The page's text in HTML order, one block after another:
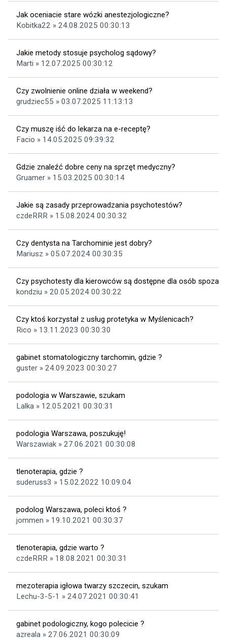
Jak oceniacie stare wózki anestezjologiczne?
Kobitka22 » 24.08.2025 00:30:13
Jakie metody stosuje psycholog sądowy?
Marti » 12.07.2025 00:30:12
Czy zwolnienie online działa w weekend?
grudziec55 » 03.07.2025 11:13:13
Czy muszę iść do lekarza na e-receptę?
Facio » 14.05.2025 09:39:32
Gdzie znaleźć dobre ceny na sprzęt medyczny?
Gruamer » 15.03.2025 00:30:14
Jakie są zasady przeprowadzania psychotestów?
czdeRRR » 15.08.2024 00:30:32
Czy dentysta na Tarchominie jest dobry?
Mariusz » 05.07.2024 00:30:35
Czy psychotesty dla kierowców są dostępne dla osób spoza
kondziu » 20.05.2024 00:30:22
Czy ktoś korzystał z usług protetyka w Myślenicach?
Rico » 13.11.2023 00:30:30
gabinet stomatologiczny tarchomin, gdzie ?
guster » 24.09.2023 00:30:27
podologia w Warszawie, szukam
Lalka » 12.05.2021 00:30:31
podologia Warszawa, poszukuję!
Warszawiak » 27.06.2021 00:30:08
tlenoterapia, gdzie ?
suderuss3 » 15.02.2022 10:09:04
podolog Warszawa, poleci ktoś ?
jommen » 19.10.2021 00:30:37
tlenoterapia, gdzie warto ?
czdeRRR » 18.08.2021 00:30:31
mezoterapia igłowa twarzy szczecin, szukam
Lechu-3-5-1 » 24.07.2021 00:30:41
gabinet podologiczny, kogo polecicie ?
azreala » 27.06.2021 00:30:09